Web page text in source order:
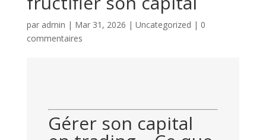
par admin | Mar 31, 2026 | Uncategorized | 0
commentaires
Gérer son capital